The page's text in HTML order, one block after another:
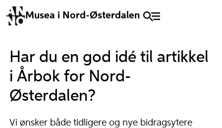
Musea i Nord-Østerdalen
Har du en god idé til artikkel
i Årbok for Nord-
Østerdalen?
Vi ønsker både tidligere og nye bidragsytere